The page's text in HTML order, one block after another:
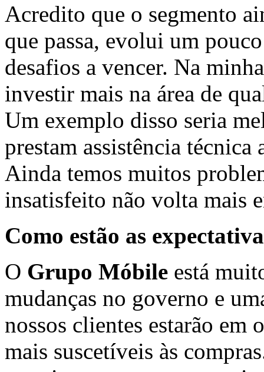
Acredito que o segmento
que passa, evolui um
desafios a vencer. Na
investir mais na área de
Um exemplo disso seria
prestam assistência
Ainda temos muitos
insatisfeito não volta mais
Como estão as
O Grupo Móbile está
mudanças no governo e
nossos clientes estarão em
mais suscetíveis às